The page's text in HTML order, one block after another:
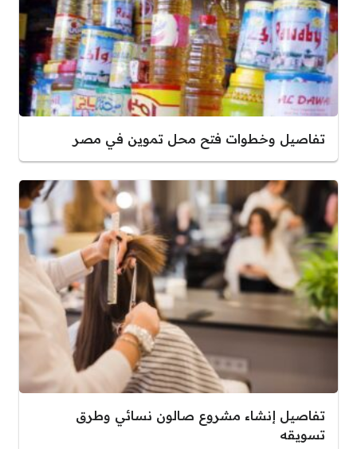
تفاصيل وخطوات فتح محل تموين في مصر
تفاصيل إنشاء مشروع صالون نسائي وطرق
تسويقه